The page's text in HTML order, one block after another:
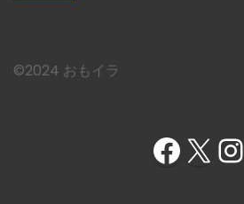
©︎2024 おもイラ
Facebook X Instagram